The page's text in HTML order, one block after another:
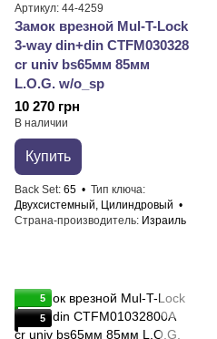
Артикул: 44-4259
Замок врезной Mul-T-Lock
3-way din+din CTFM030328
cr univ bs65мм 85мм
L.O.G. w/o_sp
10 270 грн
В наличии
Купить
Back Set 65
Тип ключа
Двухсистемный, Цилиндровый
Страна-производитель Израиль
5
5